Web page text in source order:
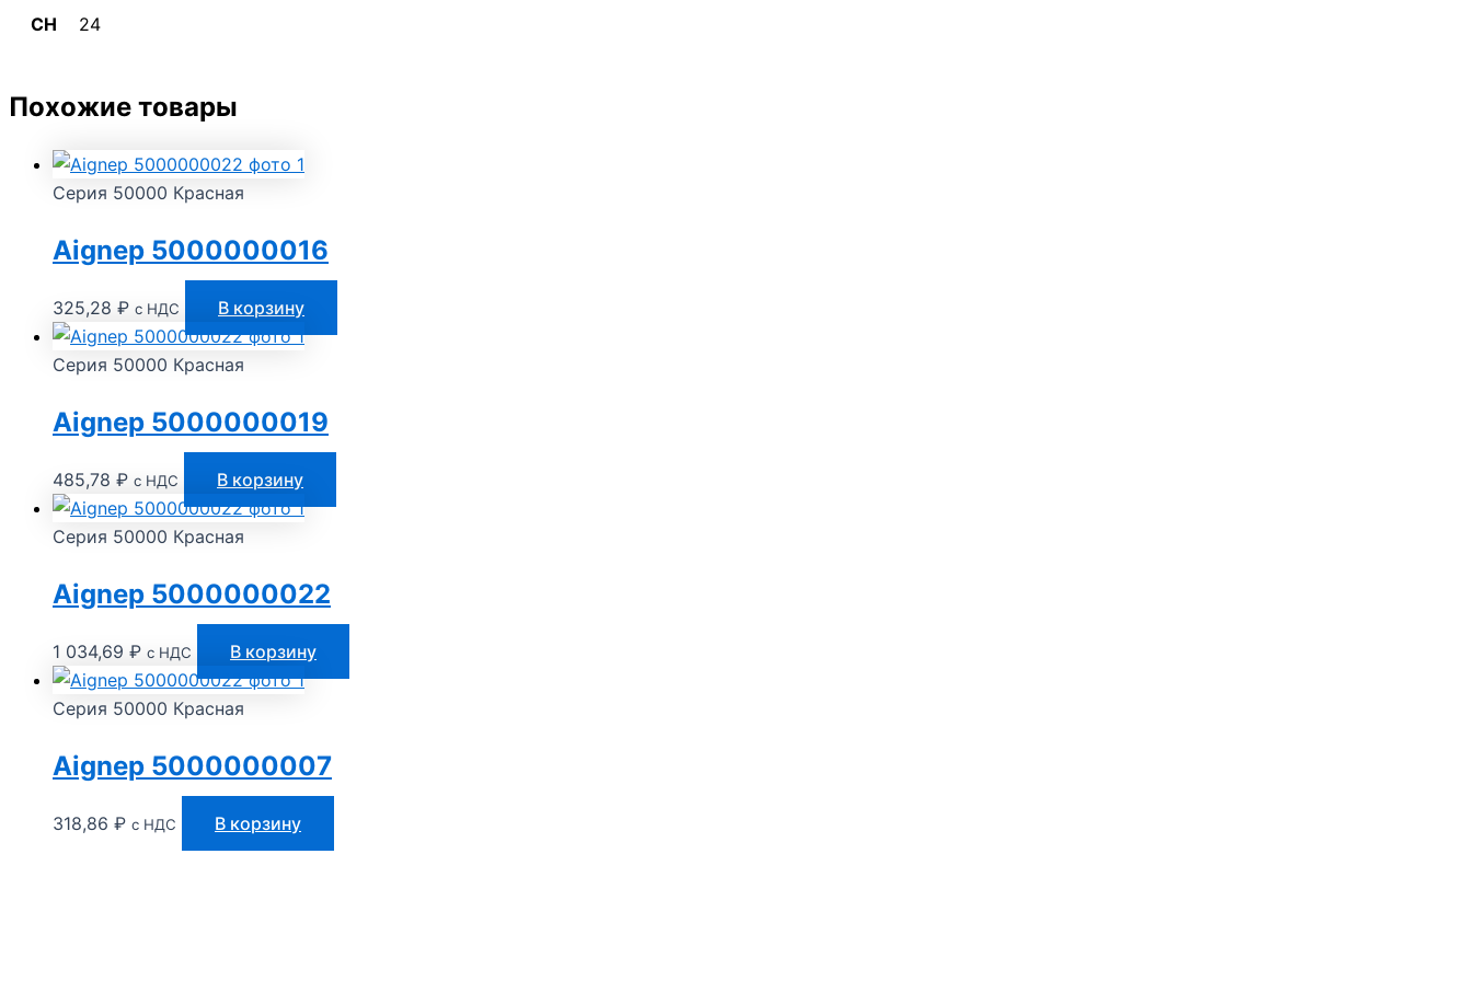
CH 24
Похожие товары
Серия 50000 Красная
Aignep 5000000016
325,28 ₽ с НДС В корзину
Серия 50000 Красная
Aignep 5000000019
485,78 ₽ с НДС В корзину
Серия 50000 Красная
Aignep 5000000022
1 034,69 ₽ с НДС В корзину
Серия 50000 Красная
Aignep 5000000007
318,86 ₽ с НДС В корзину